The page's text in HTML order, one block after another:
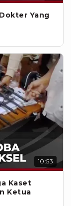
Yang
10:53
Kaset
Ketua